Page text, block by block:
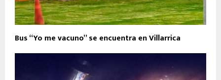
Bus “Yo me vacuno” se encuentra en Villarrica